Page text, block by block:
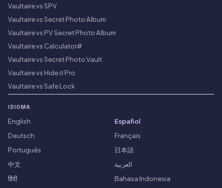
Vaultaire vs SPV
Vaultaire vs Secret Photo Album
Vaultaire vs PV Secret Photo Album
Vaultaire vs Calculator#
Vaultaire vs Secret Photo Vault
Vaultaire vs Hide it Pro
Vaultaire vs Safe Lock
IDIOMA
English
Español
Deutsch
Français
Português
日本語
中文
العربية
हिंदी
Bahasa Indonesia